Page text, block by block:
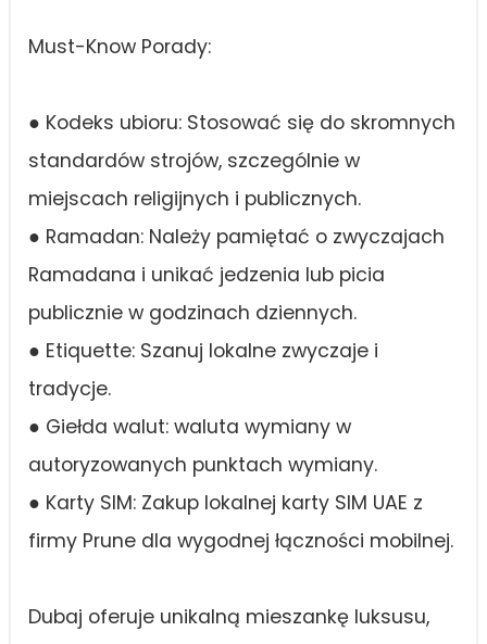
Must-Know Porady:
● Kodeks ubioru: Stosować się do skromnych
standardów strojów, szczególnie w
miejscach religijnych i publicznych.
● Ramadan: Należy pamiętać o zwyczajach
Ramadana i unikać jedzenia lub picia
publicznie w godzinach dziennych.
● Etiquette: Szanuj lokalne zwyczaje i
tradycje.
● Giełda walut: waluta wymiany w
autoryzowanych punktach wymiany.
● Karty SIM: Zakup lokalnej karty SIM UAE z
firmy Prune dla wygodnej łączności mobilnej.
Dubaj oferuje unikalną mieszankę luksusu,